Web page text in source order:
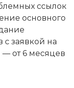
ссылок
основного
заявкой на
— от 6 месяцев